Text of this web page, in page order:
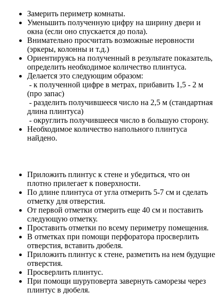
Замерить периметр комнаты.
Уменьшить полученную цифру на ширину двери и
окна (если оно спускается до пола).
Внимательно просчитать возможные неровности
(эркеры, колонны и т.д.)
Ориентируясь на полученный в результате показатель,
определить необходимое количество плинтуса.
Делается это следующим образом:
- к полученной цифре в метрах, прибавить 1,5 - 2 м
(про запас)
- разделить получившееся число на 2,5 м (стандартная
длина плинтуса)
- округлить получившееся число в большую сторону.
Необходимое количество напольного плинтуса
найдено.
Приложить плинтус к стене и убедиться, что он
плотно прилегает к поверхности.
По длине плинтуса от угла отмерить 5-7 см и сделать
отметку для отверстия.
От первой отметки отмерить еще 40 см и поставить
следующую отметку.
Проставить отметки по всему периметру помещения.
В отметках при помощи перфоратора просверлить
отверстия, вставить дюбеля.
Приложить плинтус к стене, разметить на нем будущие
отверстия.
Просверлить плинтус.
При помощи шуруповерта завернуть саморезы через
плинтус в дюбеля.